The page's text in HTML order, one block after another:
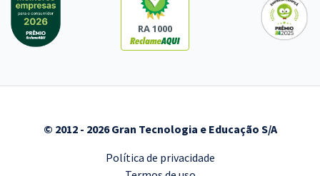
RA 1000
© 2012 - 2026 Gran Tecnologia e Educação S/A
Política de privacidade